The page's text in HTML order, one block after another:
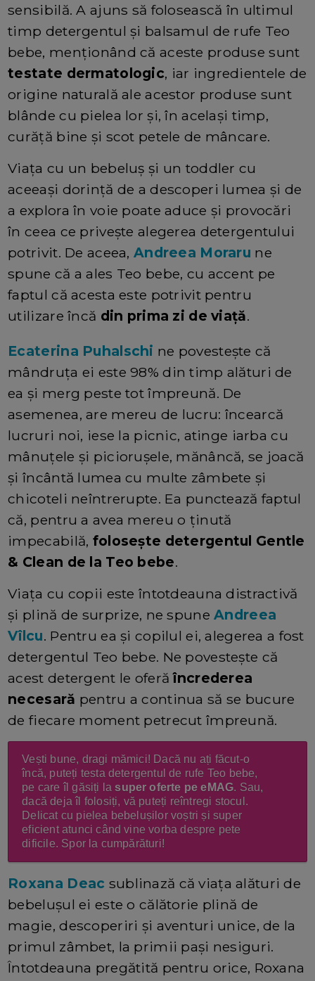
sensibilă. A ajuns să folosească în ultimul
timp detergentul și balsamul de rufe Teo
bebe, menționând că aceste produse sunt
testate dermatologic, iar ingredientele de
origine naturală ale acestor produse sunt
blânde cu pielea lor și, în același timp,
curăță bine și scot petele de mâncare.
Viața cu un bebeluș și un toddler cu
aceeași dorință de a descoperi lumea și de
a explora în voie poate aduce și provocări
în ceea ce privește alegerea detergentului
potrivit. De aceea, Andreea Moraru ne
spune că a ales Teo bebe, cu accent pe
faptul că acesta este potrivit pentru
utilizare încă din prima zi de viață.
Ecaterina Puhalschi ne povestește că
mândruța ei este 98% din timp alături de
ea și merg peste tot împreună. De
asemenea, are mereu de lucru: încearcă
lucruri noi, iese la picnic, atinge iarba cu
mânuțele și piciorușele, mănâncă, se joacă
și încântă lumea cu multe zâmbete și
chicoteli neîntrerupte. Ea punctează faptul
că, pentru a avea mereu o ținută
impecabilă, folosește detergentul Gentle
& Clean de la Teo bebe.
Viața cu copii este întotdeauna distractivă
și plină de surprize, ne spuneAndreea
Vîlcu. Pentru ea și copilul ei, alegerea a fost
detergentul Teo bebe. Ne povestește că
acest detergent le oferăîncrederea
necesară pentru a continua să se bucure
de fiecare moment petrecut împreună.
Vești bune, dragi mămici! Dacă nu ați făcut-o
încă, puteți testa detergentul de rufe Teo bebe,
pe care îl găsiți la super oferte pe eMAG. Sau,
dacă deja îl folosiți, vă puteți reîntregi stocul.
Delicat cu pielea bebelușilor voștri și super
eficient atunci când vine vorba despre pete
dificile. Spor la cumpărături!
Roxana Deac sublinază că viața alături de
bebelușul ei este o călătorie plină de
magie, descoperiri și aventuri unice, de la
primul zâmbet, la primii pași nesiguri.
Întotdeauna pregătită pentru orice, Roxana